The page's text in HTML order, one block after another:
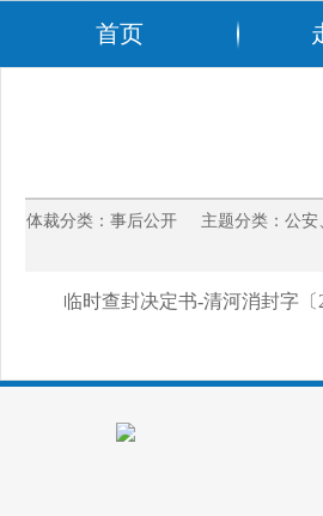
首页
体裁分类：事后公开 主题分类：公
临时查封决定书-清河消封字〔